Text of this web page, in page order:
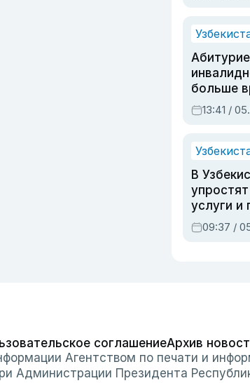
больше
экзаменах
13:41 /
В
услуги и
09:37 /
соглашениеАрхив
Агентством по печати и
Администрации Президента